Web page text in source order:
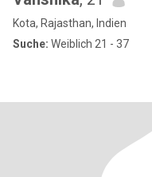
Kota, Rajasthan, Indien
Suche: Weiblich 21 - 37